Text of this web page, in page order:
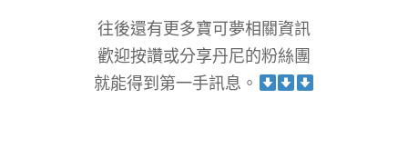
往後還有更多寶可夢相關資訊
歡迎按讚或分享丹尼的粉絲團
就能得到第一手訊息。